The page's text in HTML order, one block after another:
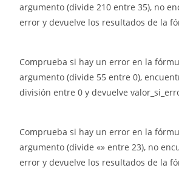
argumento (divide 210 entre 35), no
error y devuelve los resultados de la
Comprueba si hay un error en la
argumento (divide 55 entre 0),
división entre 0 y devuelve
Comprueba si hay un error en la
argumento (divide «» entre 23), no
error y devuelve los resultados de la